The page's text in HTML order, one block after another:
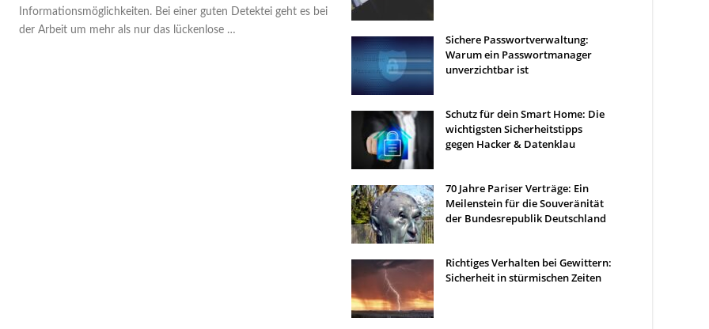
Informationsmöglichkeiten. Bei einer guten Detektei geht es bei
der Arbeit um mehr als nur das lückenlose …
Sichere Passwortverwaltung:
Warum ein Passwortmanager
unverzichtbar ist
Schutz für dein Smart Home: Die
wichtigsten Sicherheitstipps
gegen Hacker & Datenklau
70 Jahre Pariser Verträge: Ein
Meilenstein für die Souveränität
der Bundesrepublik Deutschland
Richtiges Verhalten bei Gewittern:
Sicherheit in stürmischen Zeiten